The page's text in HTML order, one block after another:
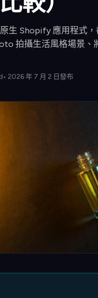
生 Shopify 應用程式
拍攝生活風格場景、
• 2026 年 7 月 2 日發布